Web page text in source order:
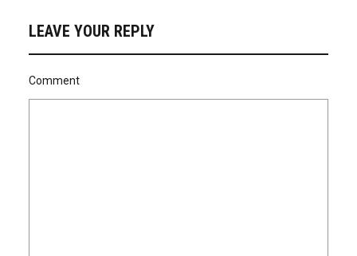
LEAVE YOUR REPLY
Comment